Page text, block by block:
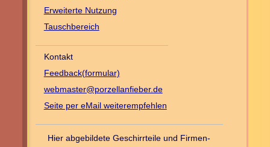
Erweiterte Nutzung
Tauschbereich
Kontakt
Feedback(formular)
webmaster@porzellanfieber.de
Seite per eMail weiterempfehlen
Hier abgebildete Geschirrteile und Firmen­